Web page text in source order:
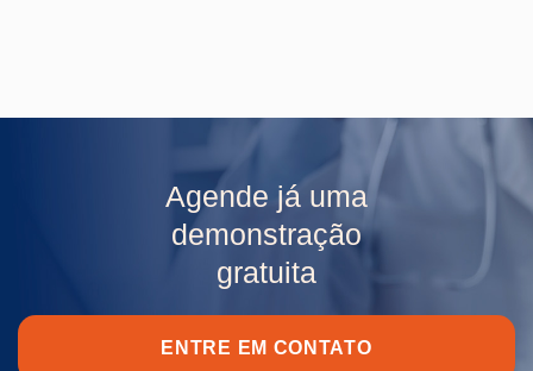
Agende já uma
demonstração
gratuita
ENTRE EM CONTATO